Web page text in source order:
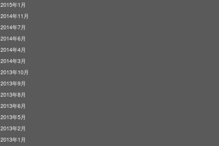
2015年1月
2014年11月
2014年7月
2014年6月
2014年4月
2014年3月
2013年10月
2013年9月
2013年8月
2013年6月
2013年5月
2013年2月
2013年1月